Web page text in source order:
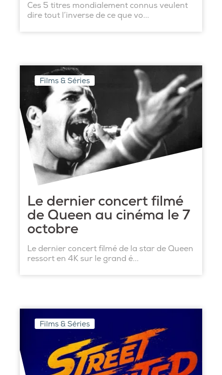
Ces 5 titres mondialement connus veulent
dire tout l’inverse de ce que vo...
Films & Séries
Le dernier concert filmé
de Queen au cinéma le 7
octobre
Le dernier concert filmé de la star de Queen
ressort en 4K sur le grand é...
Films & Séries